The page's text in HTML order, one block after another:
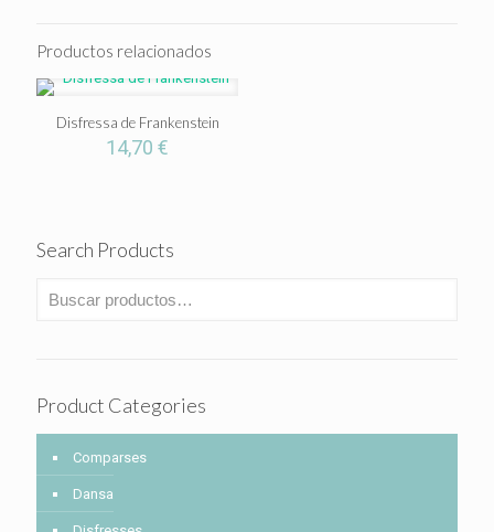
Productos relacionados
Disfressa de Frankenstein
14,70€
Search Products
Product Categories
Comparses
Dansa